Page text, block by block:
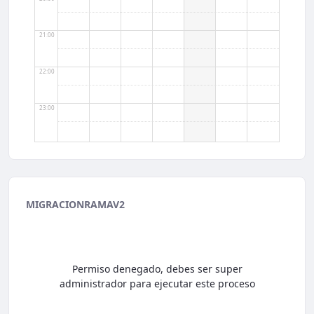
21:00
22:00
23:00
MIGRACIONRAMAV2
Permiso denegado, debes ser super
administrador para ejecutar este proceso